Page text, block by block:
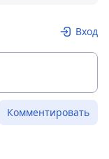
Вход
Комментировать